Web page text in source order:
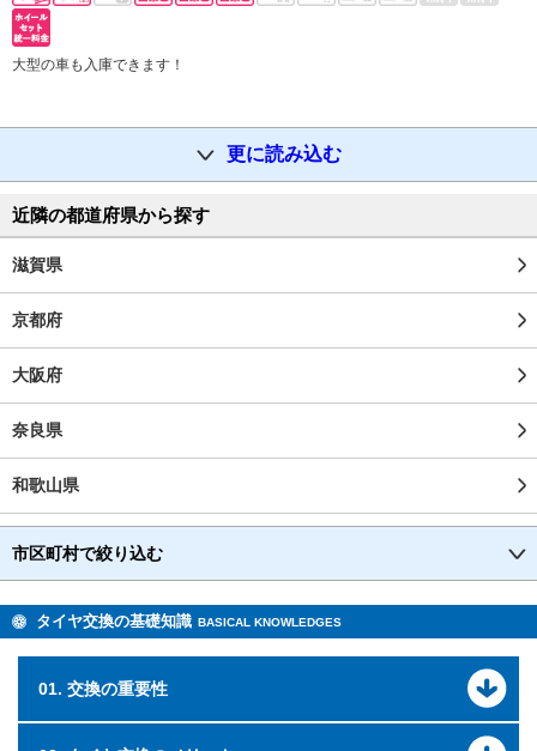
大型の車も入庫できます！
更に読み込む
近隣の都道府県から探す
滋賀県
京都府
大阪府
奈良県
和歌山県
市区町村で絞り込む
タイヤ交換の基礎知識 BASICAL KNOWLEDGES
01. 交換の重要性